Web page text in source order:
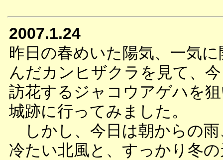
2007.1.24
昨日の春めいた陽気、一気
んだカンヒザクラを見て、
訪花するジャコウアゲハを
城跡に行ってみました。
しかし、今日は朝からの雨
冷たい北風と、すっかり冬